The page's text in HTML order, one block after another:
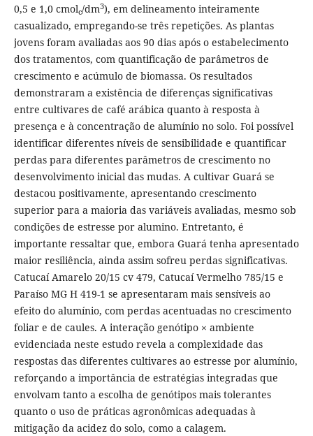
0,5 e 1,0 cmolc/dm3), em delineamento inteiramente
casualizado, empregando-se três repetições. As plantas
jovens foram avaliadas aos 90 dias após o estabelecimento
dos tratamentos, com quantificação de parâmetros de
crescimento e acúmulo de biomassa. Os resultados
demonstraram a existência de diferenças significativas
entre cultivares de café arábica quanto à resposta à
presença e à concentração de alumínio no solo. Foi possível
identificar diferentes níveis de sensibilidade e quantificar
perdas para diferentes parâmetros de crescimento no
desenvolvimento inicial das mudas. A cultivar Guará se
destacou positivamente, apresentando crescimento
superior para a maioria das variáveis avaliadas, mesmo sob
condições de estresse por alumino. Entretanto, é
importante ressaltar que, embora Guará tenha apresentado
maior resiliência, ainda assim sofreu perdas significativas.
Catucaí Amarelo 20/15 cv 479, Catucaí Vermelho 785/15 e
Paraíso MG H 419-1 se apresentaram mais sensíveis ao
efeito do alumínio, com perdas acentuadas no crescimento
foliar e de caules. A interação genótipo × ambiente
evidenciada neste estudo revela a complexidade das
respostas das diferentes cultivares ao estresse por alumínio,
reforçando a importância de estratégias integradas que
envolvam tanto a escolha de genótipos mais tolerantes
quanto o uso de práticas agronômicas adequadas à
mitigação da acidez do solo, como a calagem.